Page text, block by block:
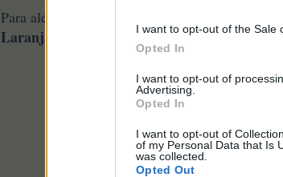
I want to opt-out of the Sale
Opted In
I want to opt-out of
Advertising.
Opted In
I want to opt-out of
of my Personal Data that Is
was collected.
Opted Out
Para além do
Laranja.